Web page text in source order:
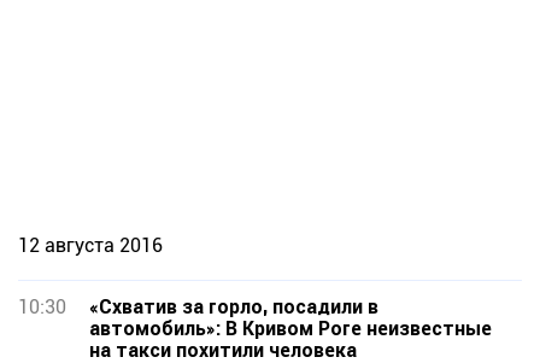
12 августа 2016
10:30
«Схватив за горло, посадили в
автомобиль»: В Кривом Роге неизвестные
на такси похитили человека